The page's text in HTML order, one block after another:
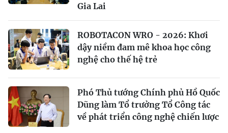
Gia Lai
ROBOTACON WRO - 2026: Khơi
dậy niềm đam mê khoa học công
nghệ cho thế hệ trẻ
Phó Thủ tướng Chính phủ Hồ Quốc
Dũng làm Tổ trưởng Tổ Công tác
về phát triển công nghệ chiến lược